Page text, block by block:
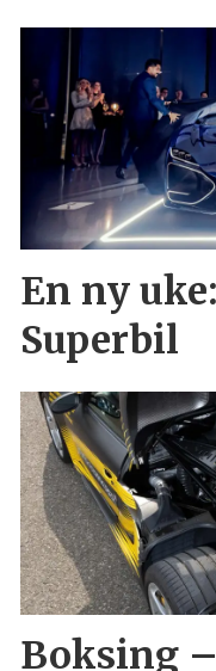
En ny
Superbil
Boksing